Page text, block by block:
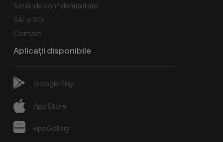
Setări de confidențialitate
SAL și SOL
Contact
Aplicații disponibile
Google Play
App Store
AppGallery